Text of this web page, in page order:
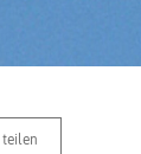
teilen